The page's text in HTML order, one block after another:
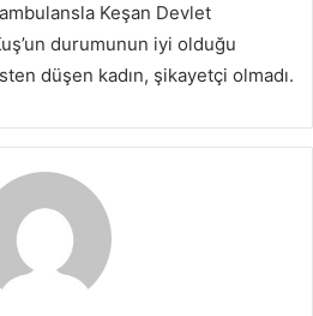
Keşan Devlet
durumunun iyi olduğu
düşen kadın, şikayetçi olmadı.